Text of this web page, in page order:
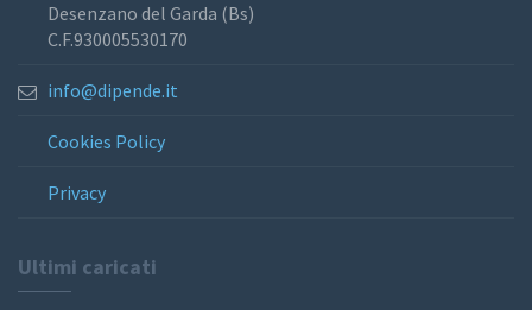
Desenzano del Garda (Bs)
C.F.930005530170
info@dipende.it
Cookies Policy
Privacy
Ultimi caricati